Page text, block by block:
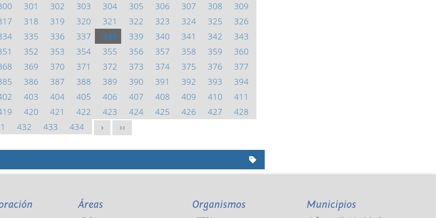
301 302 303 304 305 306 307 308
309
318 319 320 321 322 323 324 325
326
335 336 337 338 339 340 341 342
343
352 353 354 355 356 357 358 359
360
369 370 371 372 373 374 375 376
377
386 387 388 389 390 391 392 393
394
403 404 405 406 407 408 409 410
411
420 421 422 423 424 425 426 427
428
432 433 434 > >>
Áreas Organismos Municipios